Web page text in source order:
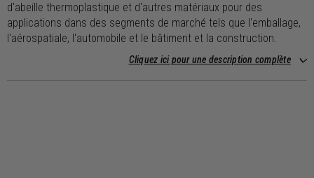
d'abeille thermoplastique et d'autres matériaux pour des
applications dans des segments de marché tels que l'emballage,
l'aérospatiale, l'automobile et le bâtiment et la construction.
Cliquez ici pour une description complète